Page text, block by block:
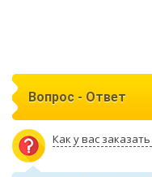
Вопрос - Ответ
Как у вас